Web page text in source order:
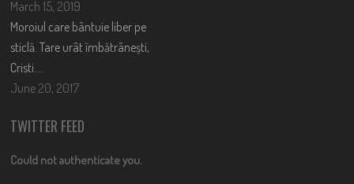
March 15, 2019
Moroiul care bântuie liber pe
sticlă. Tare urât îmbătrânești,
Cristi….
June 20, 2017
TWITTER FEED
Could not authenticate you.